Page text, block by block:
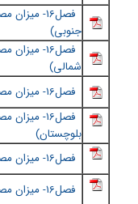
فصل١6 -ميزان
جنوبی)
فصل16 -ميزان
شمالی)
فصل١6 -ميزان
فصل١6 -ميزان
بلوچستان)
فصل١6 -ميزان
فصل١6 -ميزان